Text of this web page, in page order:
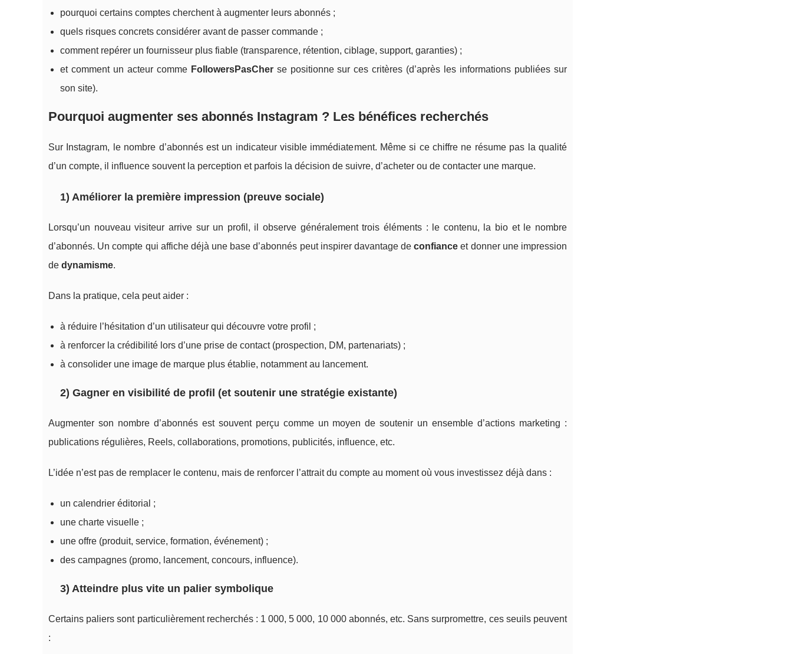
pourquoi certains comptes cherchent à augmenter leurs abonnés ;
quels risques concrets considérer avant de passer commande ;
comment repérer un fournisseur plus fiable (transparence, rétention, ciblage, support, garanties) ;
et comment un acteur comme FollowersPasCherse positionne sur ces critères (d’après les informations publiées sur
son site).
Pourquoi augmenter ses abonnés Instagram ? Les bénéfices recherchés
Sur Instagram, le nombre d’abonnés est un indicateur visible immédiatement. Même si ce chiffre ne résume pas la qualité
d’un compte, il influence souvent la perception et parfois la décision de suivre, d’acheter ou de contacter une marque.
1) Améliorer la première impression (preuve sociale)
Lorsqu’un nouveau visiteur arrive sur un profil, il observe généralement trois éléments : le contenu, la bio et le nombre
d’abonnés. Un compte qui affiche déjà une base d’abonnés peut inspirer davantage deconfiance et donner une impression
de dynamisme.
Dans la pratique, cela peut aider :
à réduire l’hésitation d’un utilisateur qui découvre votre profil ;
à renforcer la crédibilité lors d’une prise de contact (prospection, DM, partenariats) ;
à consolider une image de marque plus établie, notamment au lancement.
2) Gagner en visibilité de profil (et soutenir une stratégie existante)
Augmenter son nombre d’abonnés est souvent perçu comme un moyen de soutenir un ensemble d’actions marketing :
publications régulières, Reels, collaborations, promotions, publicités, influence, etc.
L’idée n’est pas de remplacer le contenu, mais de renforcer l’attrait du compte au moment où vous investissez déjà dans :
un calendrier éditorial ;
une charte visuelle ;
une offre (produit, service, formation, événement) ;
des campagnes (promo, lancement, concours, influence).
3) Atteindre plus vite un palier symbolique
Certains paliers sont particulièrement recherchés : 1 000, 5 000, 10 000 abonnés, etc. Sans surpromettre, ces seuils peuvent
: